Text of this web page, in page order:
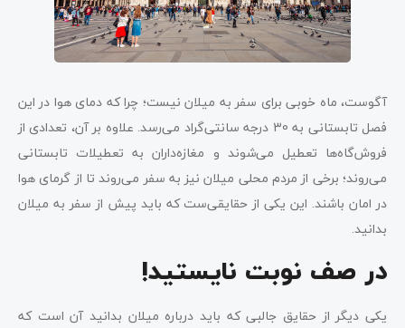
آگوست، ماه خوبی برای سفر به میلان نیست؛ چرا که دمای هوا در این
فصل تابستانی به 30 درجه سانتی‌گراد می‌رسد. علاوه بر آن، تعدادی از
فروش‌گاه‌ها تعطیل می‌شوند و مغازه‌داران به تعطیلات تابستانی
می‌روند؛ برخی از مردم محلی میلان نیز به سفر می‌روند تا از گرمای هوا
در امان باشند. این یکی از حقایقی‌ست که باید پیش از سفر به میلان
بدانید.
در صف نوبت نایستید!
یکی دیگر از حقایق جالبی که باید درباره میلان بدانید آن است که